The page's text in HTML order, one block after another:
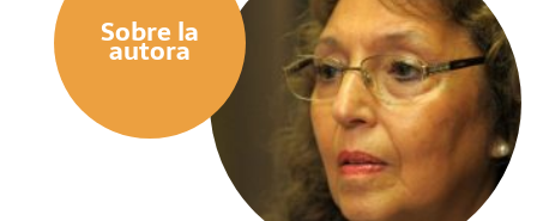
Sobre la
autora